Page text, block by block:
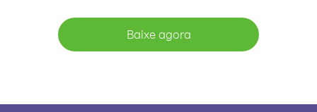
Baixe agora